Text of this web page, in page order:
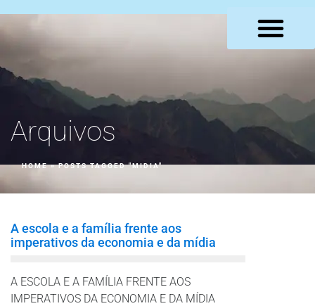
Arquivos
HOME»POSTS TAGGED "MIDIA"
A escola e a família frente aos
imperativos da economia e da mídia
A ESCOLA E A FAMÍLIA FRENTE AOS
IMPERATIVOS DA ECONOMIA E DA MÍDIA